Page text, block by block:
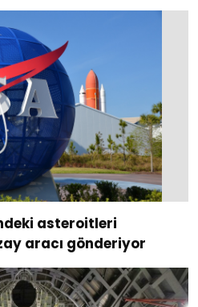
asteroitleri
aracı gönderiyor